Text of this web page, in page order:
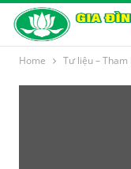
Home Tư liệu – Tham